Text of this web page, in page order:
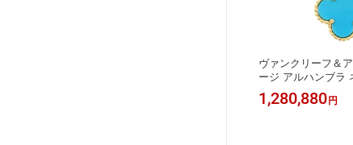
ヴァンクリーフ＆
ージ アルハンブラ
(K18YG) レディー
els [美品] 【中古】
1,280,880 円